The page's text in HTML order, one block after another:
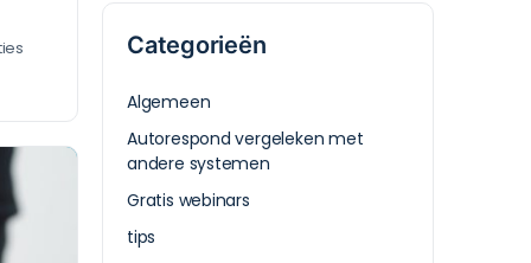
Categorieën
Algemeen
Autorespond vergeleken met
andere systemen
Gratis webinars
tips